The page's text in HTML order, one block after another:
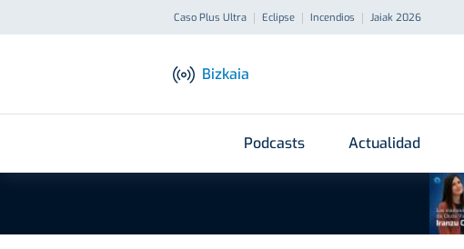
Caso Plus Ultra Eclipse Incendios Jaiak 2026
Bizkaia
Podcasts Actualidad